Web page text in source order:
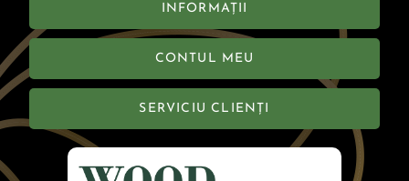
INFORMAȚII
CONTUL MEU
SERVICIU CLIENȚI